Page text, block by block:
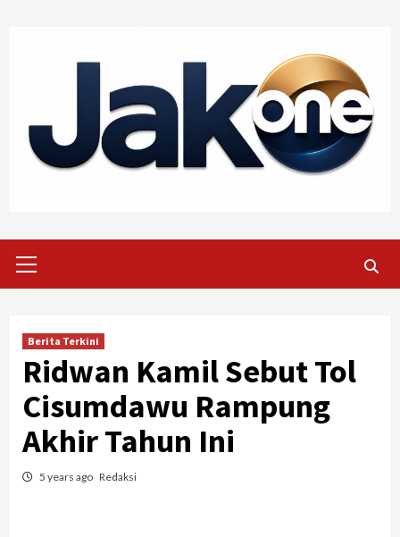
Menu
Berita Terkini
Ridwan Kamil Sebut Tol
Cisumdawu Rampung
Akhir Tahun Ini
5 years ago Redaksi